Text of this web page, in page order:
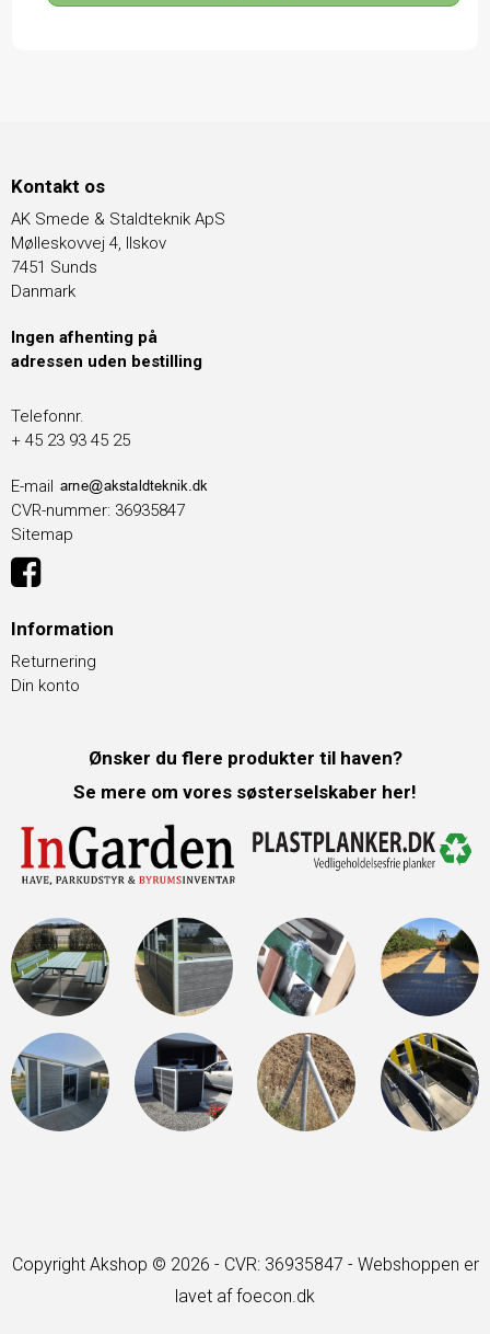
Kontakt os
AK Smede & Staldteknik ApS
Mølleskovvej 4, Ilskov
7451 Sunds
Danmark
Ingen afhenting på
adressen uden bestilling
Telefonnr.
+ 45 23 93 45 25
E-mail
CVR-nummer: 36935847
Sitemap
Information
Returnering
Din konto
Ønsker du flere produkter til haven?
Se mere om vores søsterselskaber her!
Copyright Akshop © 2026 - CVR: 36935847 - Webshoppen er
lavet af foecon.dk